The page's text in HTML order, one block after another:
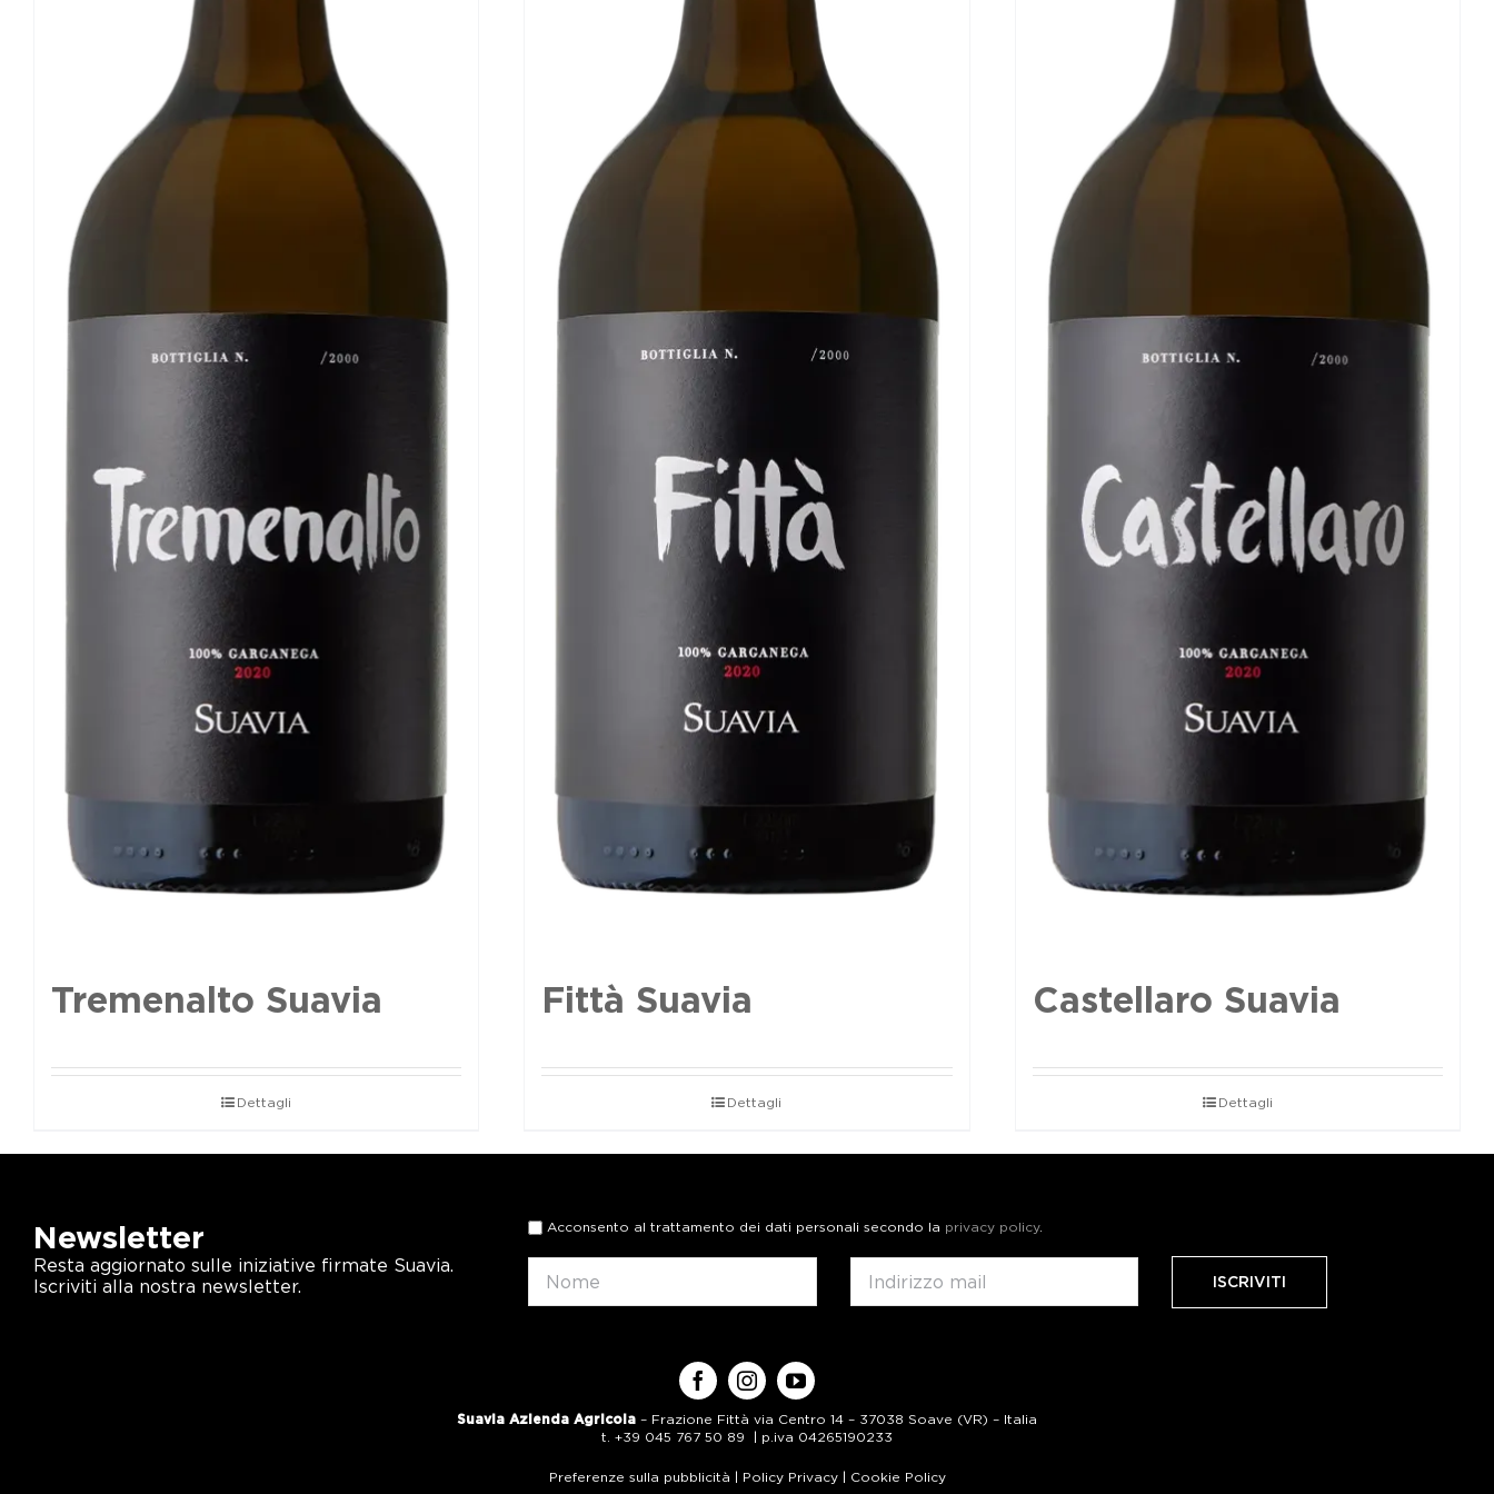
Tremenalto Suavia
Dettagli
Fittà Suavia
Dettagli
Castellaro Suavia
Dettagli
Newsletter
Resta aggiornato sulle iniziative firmate Suavia.
Iscriviti alla nostra newsletter.
Acconsento al trattamento dei dati personali secondo la privacy policy.
Suavia Azienda Agricola – Frazione Fittà via Centro 14 – 37038 Soave (VR) – Italia
t. +39 045 767 50 89 | p.iva 04265190233
Preferenze sulla pubblicità | Policy Privacy| Cookie Policy